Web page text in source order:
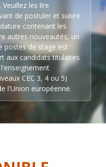
les lire
de postuler et suivre
contenant les
autres nouveautés, un
postes de stage est
aux candidats titulaires
CEC 3, 4 ou 5)
l'Union européenne.